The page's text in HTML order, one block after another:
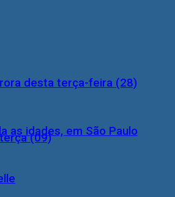
(09)
desta terça-feira (28)
as idades, em São Paulo